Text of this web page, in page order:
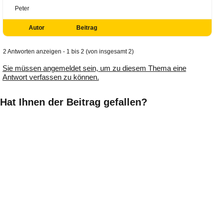
Peter
Autor Beitrag
2 Antworten anzeigen - 1 bis 2 (von insgesamt 2)
Sie müssen angemeldet sein, um zu diesem Thema eine
Antwort verfassen zu können.
Hat Ihnen der Beitrag gefallen?